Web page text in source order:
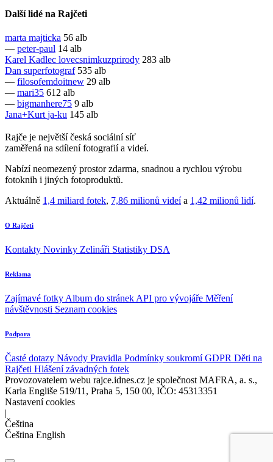
Další lidé na Rajčeti
marta majticka 56 alb
— peter-paul 14 alb
Karel Kadlec lovecsnimkuzprirody 283 alb
Dan superfotograf 535 alb
— filosofemdoitnew 29 alb
— mari35 612 alb
— bigmanhere75 9 alb
Jana+Kurt ja-ku 145 alb
Rajče je největší česká sociální síť
zaměřená na sdílení fotografií a videí.
Nabízí neomezený prostor zdarma, snadnou a rychlou výrobu
fotoknih i jiných fotoproduktů.
Aktuálně 1,4 miliard fotek, 7,86 milionů videía 1,42 milionů lidí.
O Rajčeti
Kontakty Novinky Zelináři Statistiky DSA
Reklama
Zajímavé fotky Album do stránek API pro vývojáře Měření
návštěvnosti Seznam cookies
Podpora
Časté dotazy Návody Pravidla Podmínky soukromíGDPR Děti na
Rajčeti Hlášení závadných fotek
Provozovatelem webu rajce.idnes.cz je společnost MAFRA, a. s.,
Karla Engliše 519/11, Praha 5, 150 00, IČO: 45313351
Nastavení cookies
|
Čeština
Čeština English